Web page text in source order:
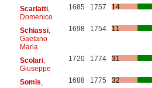
Scarlatti,
Domenico
1685 1757 14
Schiassi,
Gaetano
Maria
1698 1754 11
Scolari,
Giuseppe
1720 1774 31
Somis 1688 1775 32